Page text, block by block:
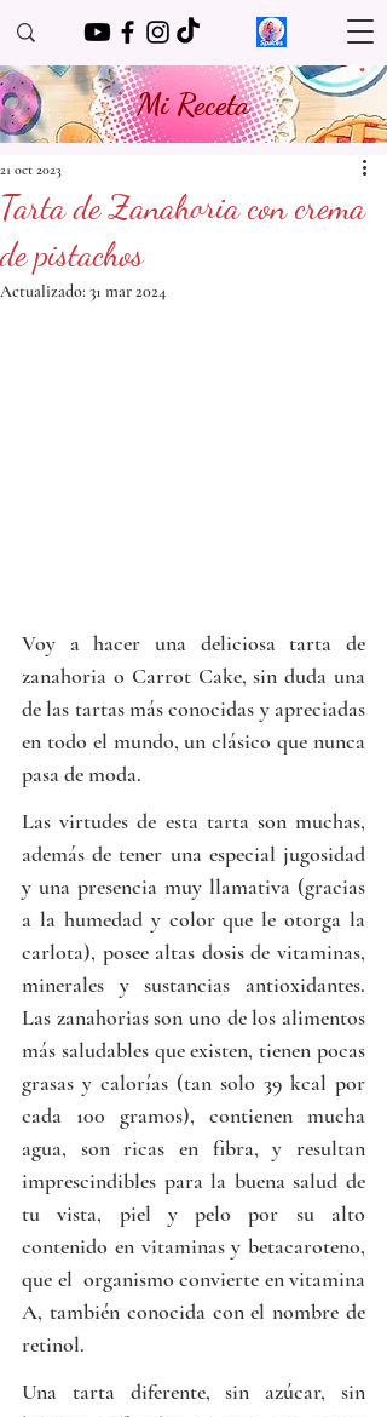
Mi Receta
Tarta de Zanahoria con crema
de pistachos
21 oct 2023
Actualizado: 31 mar 2024
Voy a hacer una deliciosa tarta de
zanahoria o Carrot Cake, sin duda una
de las tartas más conocidas y apreciadas
en todo el mundo, un clásico que nunca
pasa de moda.
Las virtudes de esta tarta son muchas,
además de tener una especial jugosidad
y una presencia muy llamativa (gracias
a la humedad y color que le otorga la
carlota), posee altas dosis de vitaminas,
minerales y sustancias antioxidantes.
Las zanahorias son uno de los alimentos
más saludables que existen, tienen pocas
grasas y calorías (tan solo 39 kcal por
cada 100 gramos), contienen mucha
agua, son ricas en fibra, y resultan
imprescindibles para la buena salud de
tu vista, piel y pelo por su alto
contenido en vitaminas y betacaroteno,
que el  organismo convierte en vitamina
A, también conocida con el nombre de
retinol.
Una tarta diferente, sin azúcar, sin